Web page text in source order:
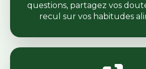
questions, partagez vos
recul sur vos habitudes